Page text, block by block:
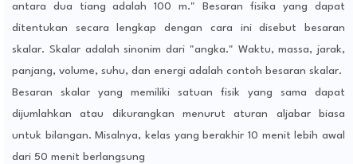
antara dua tiang adalah 100 m." Besaran fisika yang dapat
ditentukan secara lengkap dengan cara ini disebut besaran
skalar. Skalar adalah sinonim dari "angka." Waktu, massa, jarak,
panjang, volume, suhu, dan energi adalah contoh besaran skalar.
Besaran skalar yang memiliki satuan fisik yang sama dapat
dijumlahkan atau dikurangkan menurut aturan aljabar biasa
untuk bilangan. Misalnya, kelas yang berakhir 10 menit lebih awal
dari 50 menit berlangsung